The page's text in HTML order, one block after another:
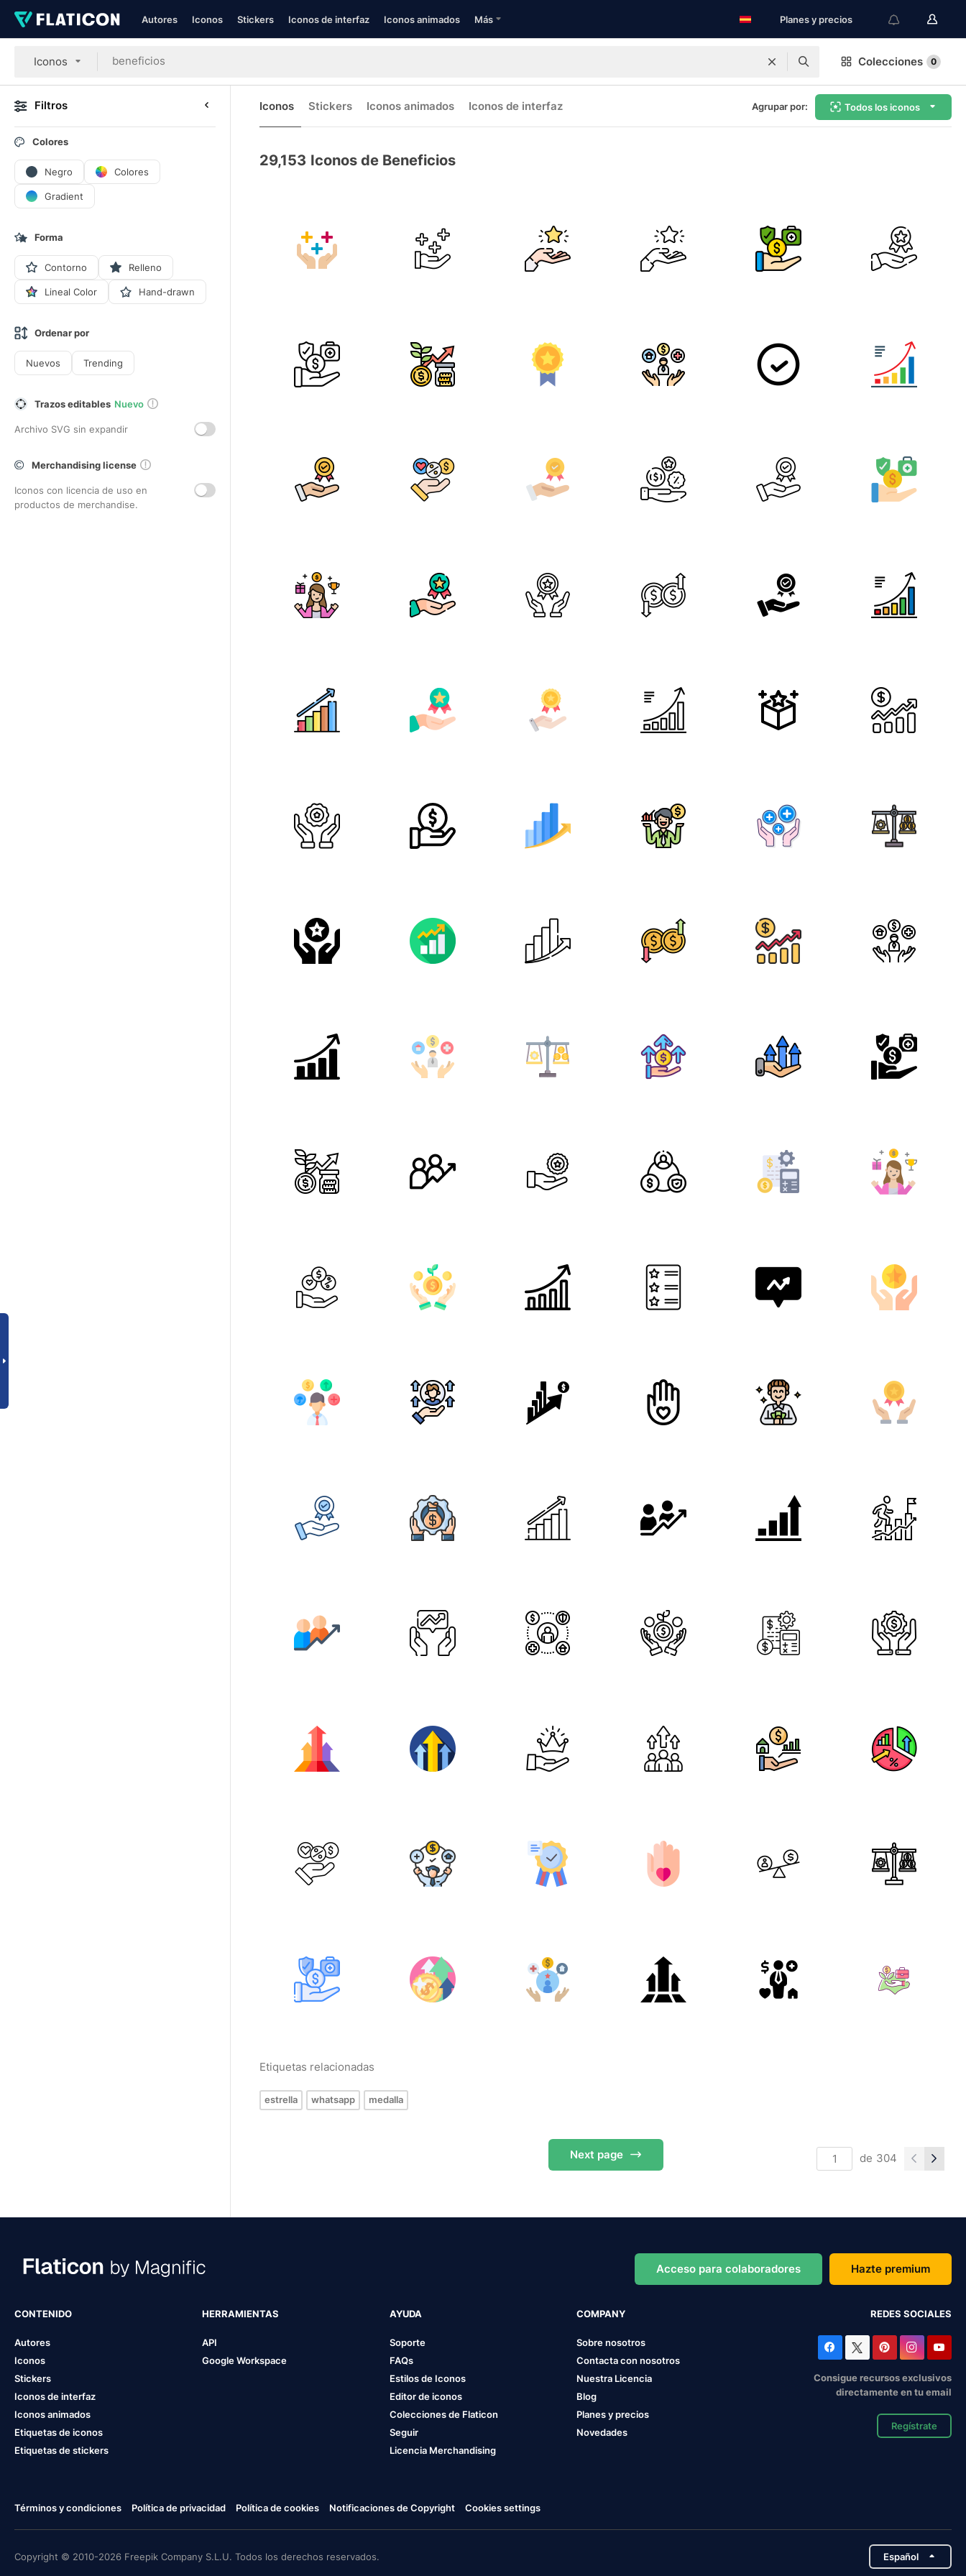
Autores Iconos Stickers Iconos de interfaz Iconos animados Más Planes y precios
Iconos Colecciones 0
Filtros
Colores
Negro Colores
Gradient
Forma
Contorno Relleno
Lineal Color Hand-drawn
Ordenar por
Nuevos Trending
Trazos editables Nuevo
Archivo SVG sin expandir
Merchandising license
Iconos con licencia de uso en
productos de merchandise.
Iconos Stickers Iconos animados Iconos de interfaz Agrupar por: Todos los iconos
29,153 Iconos de Beneficios
Etiquetas relacionadas
estrella whatsapp medalla
Next page de 304
Acceso para colaboradores Hazte premium
CONTENIDO
Autores
Iconos
Stickers
Iconos de interfaz
Iconos animados
Etiquetas de iconos
Etiquetas de stickers
HERRAMIENTAS
API
Google Workspace
AYUDA
Soporte
FAQs
Estilos de Iconos
Editor de iconos
Colecciones de Flaticon
Seguir
Licencia Merchandising
COMPANY
Sobre nosotros
Contacta con nosotros
Nuestra Licencia
Blog
Planes y precios
Novedades
REDES SOCIALES
Consigue recursos exclusivos
directamente en tu email
Regístrate
Términos y condiciones Política de privacidad Política de cookies Notificaciones de Copyright Cookies settings
Copyright © 2010-2026 Freepik Company S.L.U. Todos los derechos reservados. Español